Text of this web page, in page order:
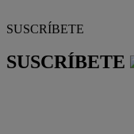
SUSCRÍBETE
SUSCRÍBETE